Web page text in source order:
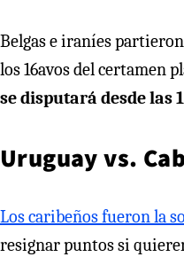
Belgas e iraníes
los 16avos del certamen
se disputará desde las
Uruguay vs.
Los caribeños fueron la
resignar puntos si